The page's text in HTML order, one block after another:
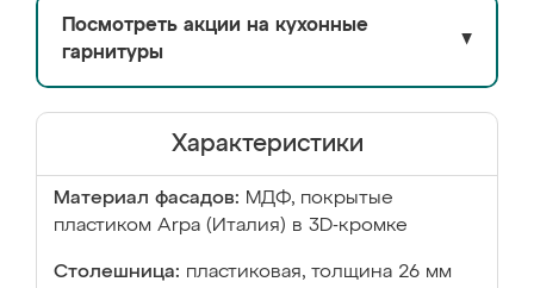
Посмотреть акции на кухонные
гарнитуры
▼
Характеристики
Материал фасадов: МДФ, покрытые
пластиком Arpa (Италия) в 3D-кромке
Столешница: пластиковая, толщина 26 мм